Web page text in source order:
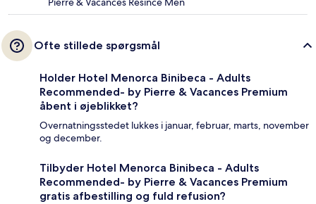
Ofte stillede spørgsmål
Holder Hotel Menorca Binibeca - Adults
Recommended- by Pierre & Vacances Premium
åbent i øjeblikket?
Overnatningsstedet lukkes i januar, februar, marts, november
og december.
Tilbyder Hotel Menorca Binibeca - Adults
Recommended- by Pierre & Vacances Premium
gratis afbestilling og fuld refusion?